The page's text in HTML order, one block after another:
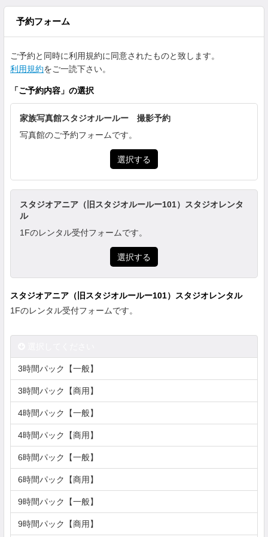
予約フォーム
ご予約と同時に利用規約に同意されたものと致します。
利用規約をご一読下さい。
「ご予約内容 」の選択
家族写真館スタジオルールー 撮影予約
写真館のご予約フォームです。
選択する
スタジオアニア（旧スタジオルールー101）スタジオレンタ
ル
1Fのレンタル受付フォームです。
選択する
スタジオアニア（旧スタジオルールー101）スタジオレンタル
1Fのレンタル受付フォームです。
3時間パック【一般】
3時間パック【商用】
4時間パック【一般】
4時間パック【商用】
6時間パック【一般】
6時間パック【商用】
9時間パック【一般】
9時間パック【商用】